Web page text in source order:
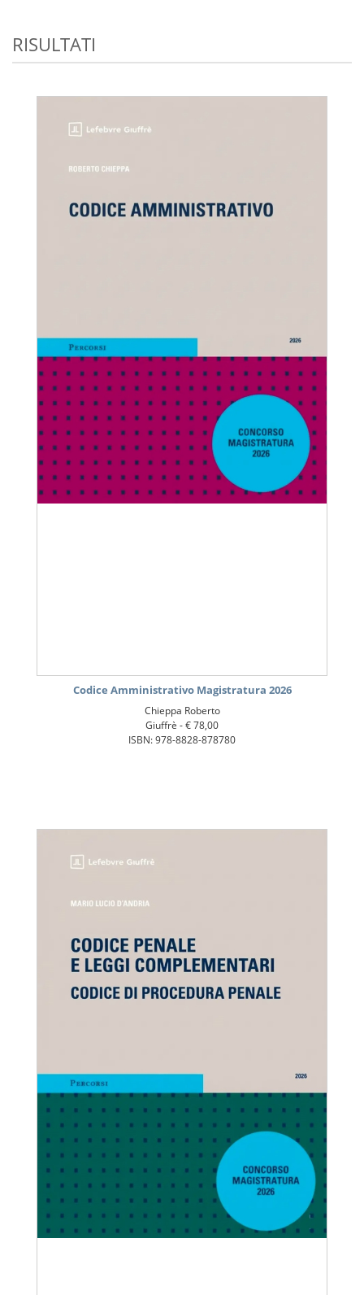
RISULTATI
Codice Amministrativo Magistratura 2026
Chieppa Roberto
Giuffrè -€ 78,00
ISBN: 978-8828-878780